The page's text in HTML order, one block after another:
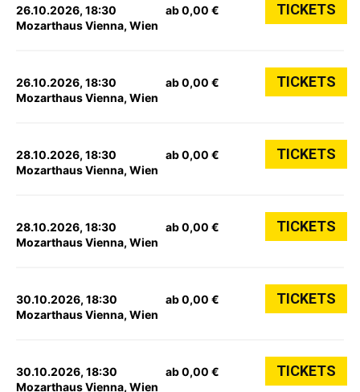
26.10.2026, 18:30
Mozarthaus Vienna, Wien
ab 0,00 € TICKETS
26.10.2026, 18:30
Mozarthaus Vienna, Wien
ab 0,00 € TICKETS
28.10.2026, 18:30
Mozarthaus Vienna, Wien
ab 0,00 € TICKETS
28.10.2026, 18:30
Mozarthaus Vienna, Wien
ab 0,00 € TICKETS
30.10.2026, 18:30
Mozarthaus Vienna, Wien
ab 0,00 € TICKETS
30.10.2026, 18:30
Mozarthaus Vienna, Wien
ab 0,00 € TICKETS